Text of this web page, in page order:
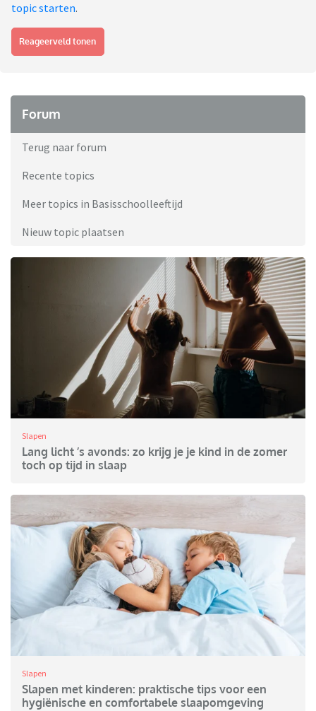
topic starten.
Reageerveld tonen
Forum
Terug naar forum
Recente topics
Meer topics in Basisschoolleeftijd
Nieuw topic plaatsen
Slapen
Lang licht ’s avonds: zo krijg je je kind in de zomer
toch op tijd in slaap
Slapen
Slapen met kinderen: praktische tips voor een
hygiënische en comfortabele slaapomgeving